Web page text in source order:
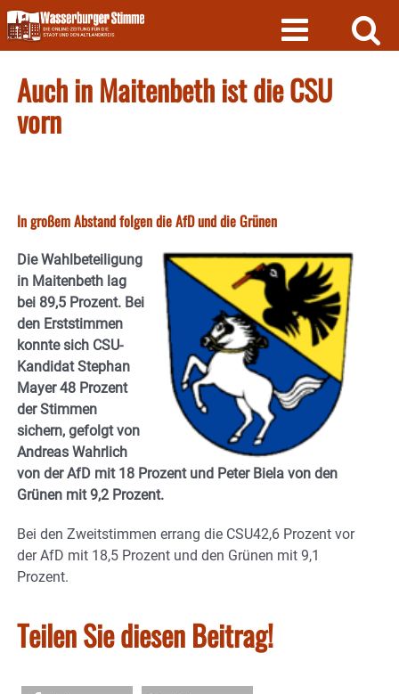
Skip
to
content
Auch in Maitenbeth ist die CSU
vorn
In großem Abstand folgen die AfD und die Grünen
Die Wahlbeteiligung
in Maitenbeth lag
bei 89,5 Prozent. Bei
den Erststimmen
konnte sich CSU-
Kandidat Stephan
Mayer 48 Prozent
der Stimmen
sichern, gefolgt von
Andreas Wahrlich
von der AfD mit 18 Prozent und Peter Biela von den
Grünen mit 9,2 Prozent.
Bei den Zweitstimmen errang die CSU42,6 Prozent vor
der AfD mit 18,5 Prozent und den Grünen mit 9,1
Prozent.
Teilen Sie diesen Beitrag!